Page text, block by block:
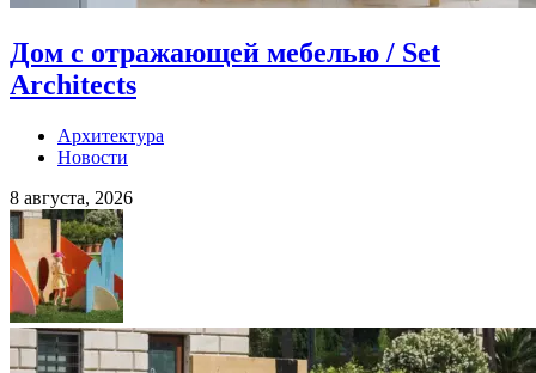
Дом с отражающей мебелью / Set
Architects
Архитектура
Новости
8 августа, 2026